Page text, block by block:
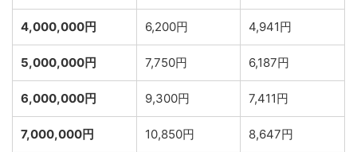
4,000,000円 6,200円 4,941円
5,000,000円 7,750円 6,187円
6,000,000円 9,300円 7,411円
7,000,000円 10,850円 8,647円